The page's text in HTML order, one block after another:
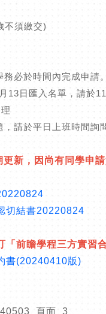
須繳交)
必於時間內完成申請。
13日匯入名單，請於
請於平日上班時間詢
新，因尚有同學申
切結書20220824
前瞻學程三方實習
書(20240410版)